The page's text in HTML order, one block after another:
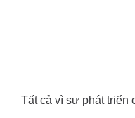
Tất cả vì sự phát triển